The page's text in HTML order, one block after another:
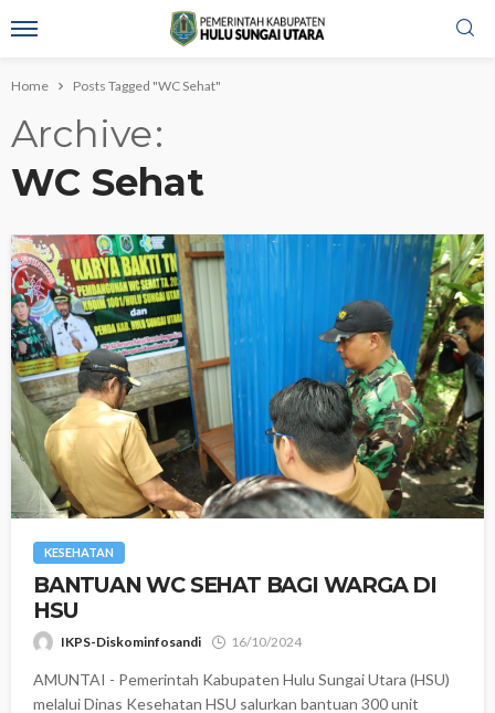
Home Posts Tagged "WC Sehat"
Archive
WC Sehat
KESEHATAN
BANTUAN WC SEHAT BAGI WARGA DI
HSU
IKPS-Diskominfosandi 16/10/2024
AMUNTAI - Pemerintah Kabupaten Hulu Sungai Utara (HSU)
melalui Dinas Kesehatan HSU salurkan bantuan 300 unit